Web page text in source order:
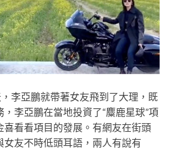
李亞鵬就帶著女友飛到了大理，既
李亞鵬在當地投資了“麋鹿星球”項
喜看看項目的發展。有網友在街頭
女友不時低頭耳語，兩人有說有